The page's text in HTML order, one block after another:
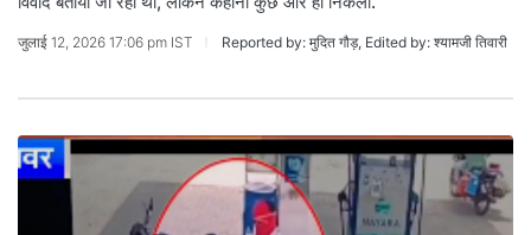
जुलाई 12, 2026 17:06 pm IST Reported by: मुदित गौड़, Edited by: श्यामजी तिवारी